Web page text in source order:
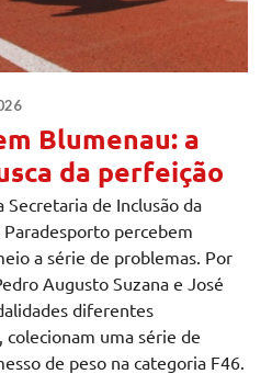
Blumenau: a
da perfeição
de Inclusão da
Paradesporto percebem
a série de problemas. Por
Augusto Suzana e José
diferentes
uma série de
de peso na categoria F46.